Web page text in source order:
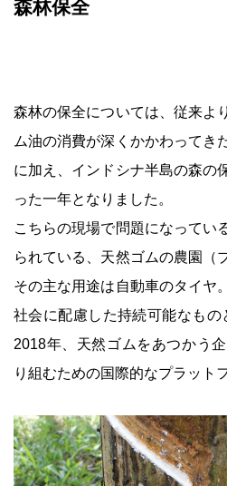
森林保全
森林の保全については、従来よ
ム油の消費が深くかかわってき
に加え、インドシナ半島の森の
った一年となりました。
こちらの現場で問題になってい
られている、天然ゴムの農園（
その主な用途は自動車のタイヤ
社会に配慮した持続可能なも
2018年、天然ゴムをあつかう
り組むための国際的なプラット